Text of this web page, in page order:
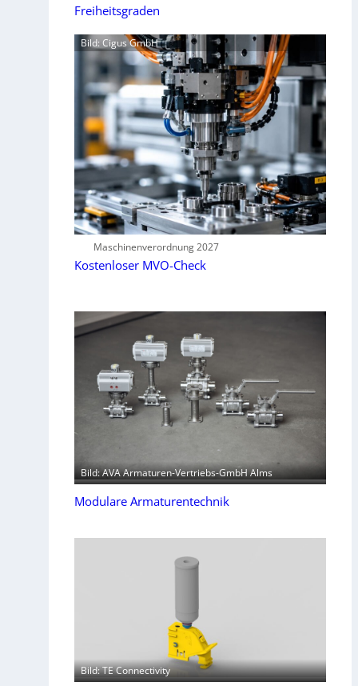
Freiheitsgraden
Bild: Cigus GmbH
Maschinenverordnung 2027
Kostenloser MVO-Check
Bild: AVA Armaturen-Vertriebs-GmbH Alms
Modulare Armaturentechnik
Bild: TE Connectivity